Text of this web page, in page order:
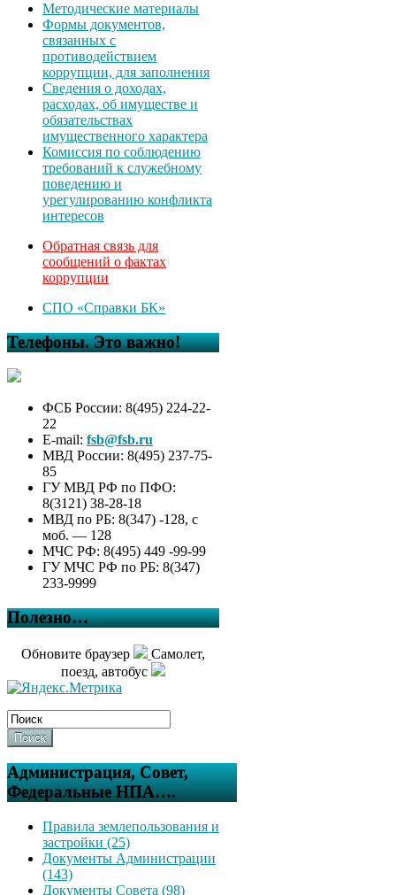
Методические материалы
Формы документов,
связанных с
противодействием
коррупции, для заполнения
Сведения о доходах,
расходах, об имуществе и
обязательствах
имущественного характера
Комиссия по соблюдению
требований к служебному
поведению и
урегулированию конфликта
интересов
Обратная связь для
сообщений о фактах
коррупции
СПО «Справки БК»
Телефоны. Это важно!
ФСБ России: 8(495) 224-22-
22
E-mail: fsb@fsb.ru
МВД России: 8(495) 237-75-
85
ГУ МВД РФ по ПФО:
8(3121) 38-28-18
МВД по РБ: 8(347) -128, с
моб. — 128
МЧС РФ: 8(495) 449 -99-99
ГУ МЧС РФ по РБ: 8(347)
233-9999
Полезно…
Обновите браузер
Самолет,
поезд, автобус
Поиск
Администрация, Совет,
Федеральные НПА….
Правила землепользования и
застройки (25)
Документы Администрации
(143)
Документы Совета (98)